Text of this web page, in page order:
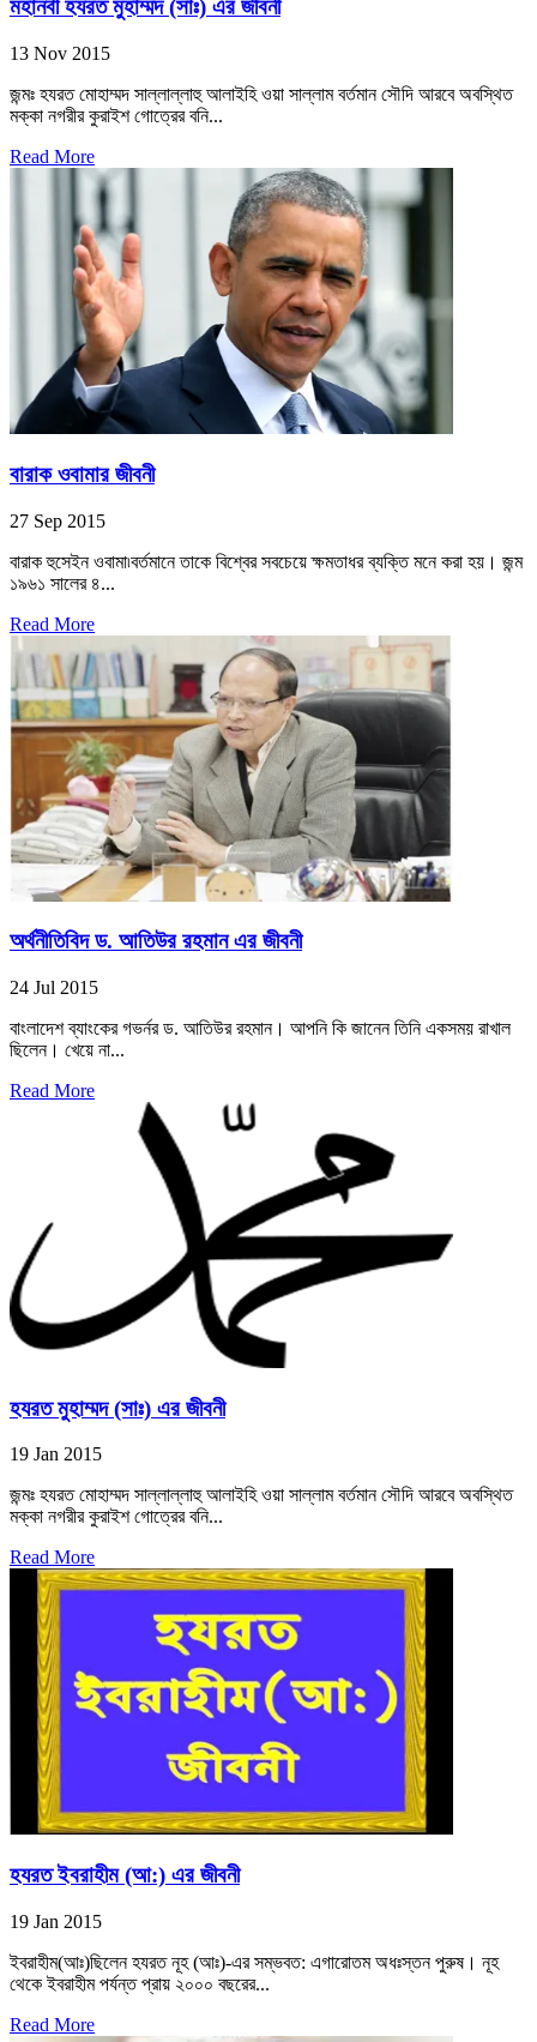
মহানবী হযরত মুহাম্মদ (সাঃ) এর জীবনী
13 Nov 2015
জন্মঃ হযরত মোহাম্মদ সাল্লাল্লাহু আলাইহি ওয়া সাল্লাম বর্তমান সৌদি আরবে অবস্থিত
মক্কা নগরীর কুরাইশ গোত্রের বনি...
Read More
বারাক ওবামার জীবনী
27 Sep 2015
বারাক হুসেইন ওবামা৷বর্তমানে তাকে বিশ্বের সবচেয়ে ক্ষমতাধর ব্যক্তি মনে করা হয়। জন্ম
১৯৬১ সালের ৪...
Read More
অর্থনীতিবিদ ড. আতিউর রহমান এর জীবনী
24 Jul 2015
বাংলাদেশ ব্যাংকের গভর্নর ড. আতিউর রহমান। আপনি কি জানেন তিনি একসময় রাখাল
ছিলেন। খেয়ে না...
Read More
হযরত মুহাম্মদ (সাঃ) এর জীবনী
19 Jan 2015
জন্মঃ হযরত মোহাম্মদ সাল্লাল্লাহু আলাইহি ওয়া সাল্লাম বর্তমান সৌদি আরবে অবস্থিত
মক্কা নগরীর কুরাইশ গোত্রের বনি...
Read More
হযরত ইবরাহীম (আ:) এর জীবনী
19 Jan 2015
ইবরাহীম(আঃ)ছিলেন হযরত নূহ (আঃ)-এর সম্ভবত: এগারোতম অধঃস্তন পুরুষ। নূহ
থেকে ইবরাহীম পর্যন্ত প্রায় ২০০০ বছরের...
Read More